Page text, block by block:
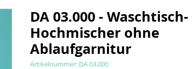
DA 03.000 - Waschtisch-
Hochmischer ohne
Ablaufgarnitur
Artikelnummer: DA 03.000